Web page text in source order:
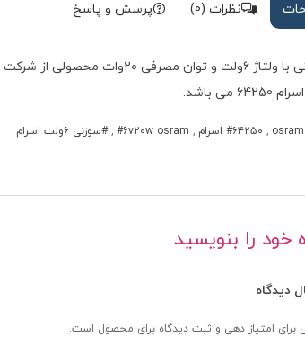
نظرات (0) پرسش و پاسخ
می باشد.
, ۶۴۲۵۰ اسرام ,
6v20w osram
, سوزنی ۶ولت اسرام
خود را بنویسید
دیدگاه
امتیاز دهی و ثبت دیدگاه برای محصول است.